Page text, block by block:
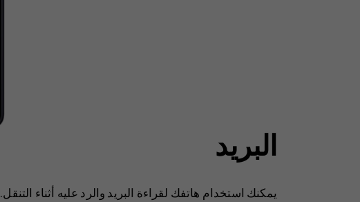
البريد
يمكنك استخدام هاتفك لقراءة البريد والرد عليه أثناء التنقل.